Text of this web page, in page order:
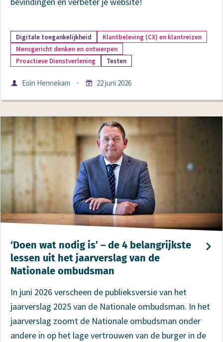
Meer
over
Digitale toegankelijkheid
Klantbeleving (CX) en klantreizen
Mensgericht denken en ontwerpen
Proactieve Dienstverlening
Testen
AuteurEoin Hennekam
22 juni 2026
‘Doen wat nodig is’ – de 4 belangrijkste
lessen uit het jaarverslag van de
Nationale ombudsman
In juni 2026 verscheen de publieksversie van het
jaarverslag 2025 van de Nationale ombudsman. In het
jaarverslag zoomt de Nationale ombudsman onder
andere in op het lage vertrouwen van de burger in de